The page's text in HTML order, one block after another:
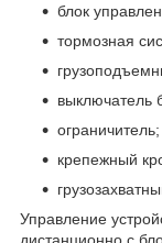
блок
тормозная
выключатель
ограничитель;
крепежный
Управление
дистанционно с